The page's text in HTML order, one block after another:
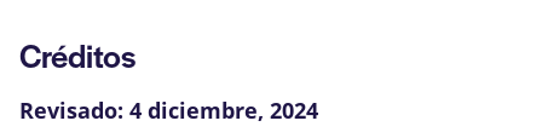
Créditos
Revisado: 4 diciembre, 2024